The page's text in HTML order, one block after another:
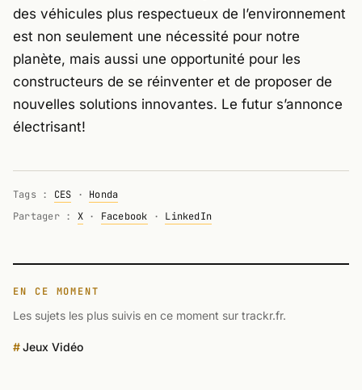
des véhicules plus respectueux de l’environnement
est non seulement une nécessité pour notre
planète, mais aussi une opportunité pour les
constructeurs de se réinventer et de proposer de
nouvelles solutions innovantes. Le futur s’annonce
électrisant!
Tags : CES · Honda
Partager : X· Facebook · LinkedIn
EN CE MOMENT
Les sujets les plus suivis en ce moment sur trackr.fr.
Jeux Vidéo